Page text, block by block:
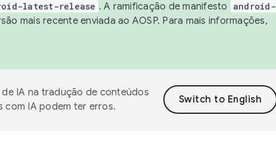
latest-release . A ramificação de manifesto
android-
mais recente enviada ao AOSP. Para mais informações,
IA na tradução de conteúdos
com IA podem ter erros.